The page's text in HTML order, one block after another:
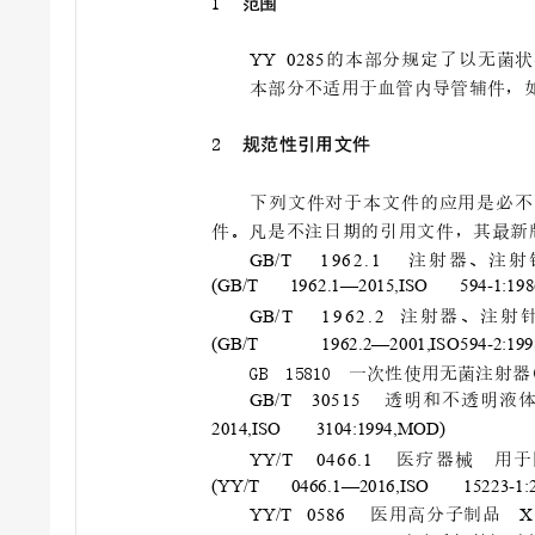
YY 0285 的本部分规定了以无菌
本部分不适用于血管内导管辅件，
2 规范性引 用 文件
下列文件对于本文件的应用是必
件。凡是不注日期的引用文件，其 最新
GB/T 1 96 2 . 1 注 射 器 、 注 射
(GB/T 1962.1—2015,ISO 594-
GB/ T
1 9 6 2 . 2 注射器、注射
(GB/T 1962.2—2001,ISO594-
GB 15810 一次性使用无菌注 射器
GB/T 305 15 透明和不透明液
2014,ISO 3104:1994,MOD)
YY/T 0466. 1 医疗器械 用于
(YY/T 0466.1—2016,ISO 15223-
YY/T 0586 医用高分 子制品 X